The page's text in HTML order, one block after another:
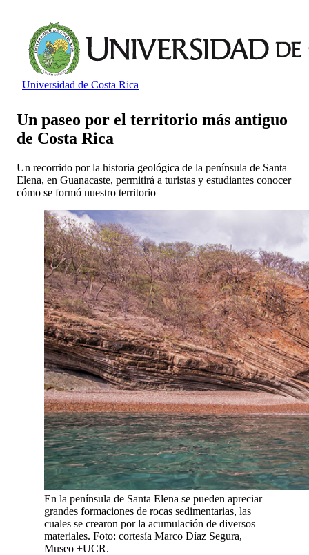
Universidad de Costa Rica
Un paseo por el territorio más antiguo
de Costa Rica
Un recorrido por la historia geológica de la península de Santa
Elena, en Guanacaste, permitirá a turistas y estudiantes conocer
cómo se formó nuestro territorio
En la península de Santa Elena se pueden apreciar
grandes formaciones de rocas sedimentarias, las
cuales se crearon por la acumulación de diversos
materiales. Foto: cortesía Marco Díaz Segura,
Museo +UCR.